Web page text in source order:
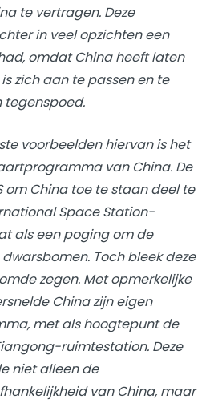
te vertragen. Deze
in veel opzichten een
omdat China heeft laten
zich aan te passen en te
tegenspoed.
voorbeelden hiervan is het
van China. De
om China toe te staan ​​deel te
Space Station-
als een poging om de
Toch bleek deze
zegen. Met opmerkelijke
China zijn eigen
met als hoogtepunt de
ruimtestation. Deze
niet alleen de
van China, maar